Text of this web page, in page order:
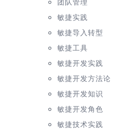
敏捷实践
敏捷导入转型
敏捷工具
敏捷开发实践
敏捷开发方法论
敏捷开发知识
敏捷开发角色
敏捷技术实践